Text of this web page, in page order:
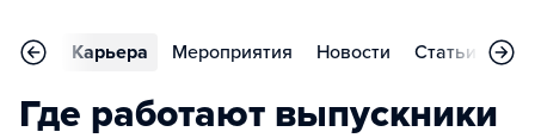
Карьера Мероприятия Новости Статьи
Где работают выпускники